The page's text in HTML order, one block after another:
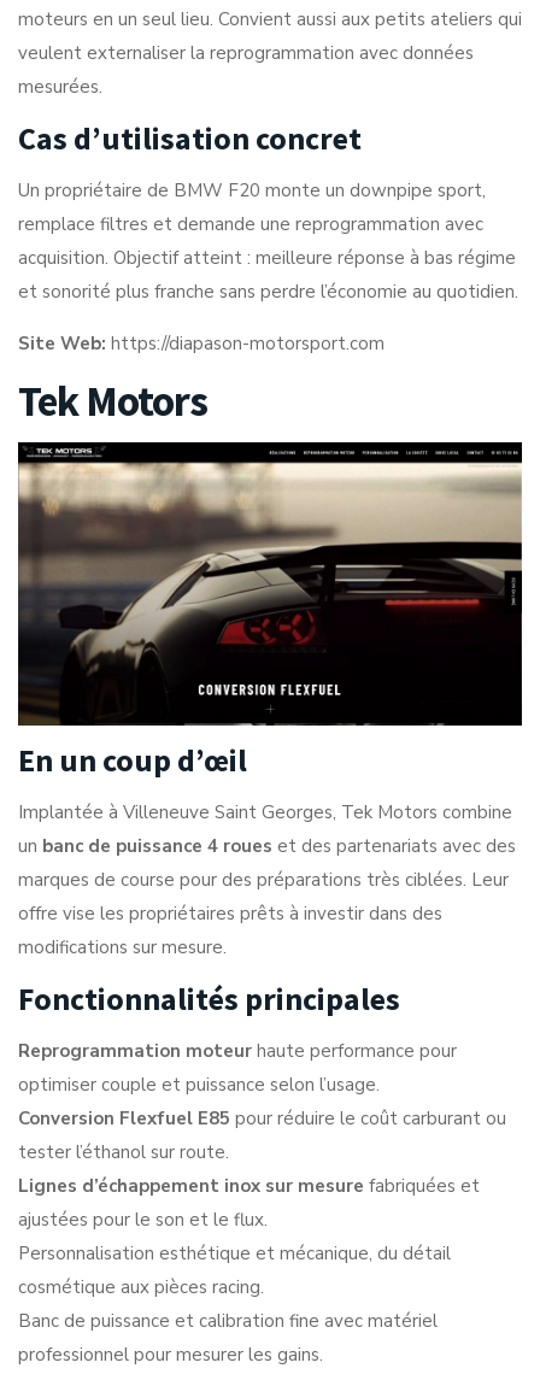
moteurs en un seul lieu. Convient aussi aux petits ateliers qui
veulent externaliser la reprogrammation avec données
mesurées.
Cas d’utilisation concret
Un propriétaire de BMW F20 monte un downpipe sport,
remplace filtres et demande une reprogrammation avec
acquisition. Objectif atteint : meilleure réponse à bas régime
et sonorité plus franche sans perdre l’économie au quotidien.
Site Web: https://diapason-motorsport.com
Tek Motors
En un coup d’œil
Implantée à Villeneuve Saint Georges, Tek Motors combine
un banc de puissance 4 roues et des partenariats avec des
marques de course pour des préparations très ciblées. Leur
offre vise les propriétaires prêts à investir dans des
modifications sur mesure.
Fonctionnalités principales
Reprogrammation moteur haute performance pour
optimiser couple et puissance selon l’usage.
Conversion Flexfuel E85 pour réduire le coût carburant ou
tester l’éthanol sur route.
Lignes d’échappement inox sur mesure fabriquées et
ajustées pour le son et le flux.
Personnalisation esthétique et mécanique, du détail
cosmétique aux pièces racing.
Banc de puissance et calibration fine avec matériel
professionnel pour mesurer les gains.